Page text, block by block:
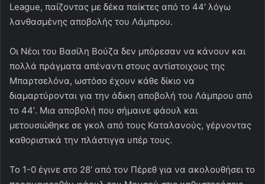
League, παίζοντας με δέκα παίκτες από το 44′ λόγω
λανθασμένης αποβολής του Λάμπρου.
Οι Νέοι του Βασίλη Βούζα δεν μπόρεσαν να κάνουν και
πολλά πράγματα απέναντι στους αντίστοιχους της
Μπαρτσελόνα, ωστόσο έχουν κάθε δίκιο να
διαμαρτύρονται για την άδικη αποβολή του Λάμπρου από
το 44′. Μια αποβολή που σήμαινε φάουλ και
μετουσιώθηκε σε γκολ από τους Καταλανούς, γέρνοντας
καθοριστικά την πλάστιγγα υπέρ τους.
Το 1-0 έγινε στο 28′ από τον Πέρεθ για να ακολουθήσει το